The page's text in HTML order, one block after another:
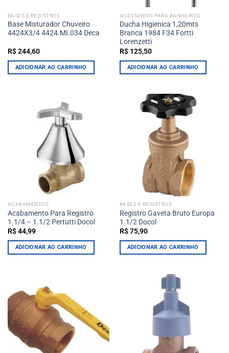
BASES E REGISTROS
Base Misturador Chuveiro
4424X3/4 4424.MI.034 Deca
R$244,60
ADICIONAR AO CARRINHO
ACESSÓRIOS PARA BANHEIROS
Ducha Higienica 1,20mts
Branca 1984 F34 Fortti
Lorenzetti
R$125,50
ADICIONAR AO CARRINHO
ACABAMENTOS
Acabamento Para Registro
1.1/4 – 1.1/2 Pertutti Docol
R$44,99
ADICIONAR AO CARRINHO
BASES E REGISTROS
Registro Gaveta Bruto Europa
1.1/2 Docol
R$75,90
ADICIONAR AO CARRINHO